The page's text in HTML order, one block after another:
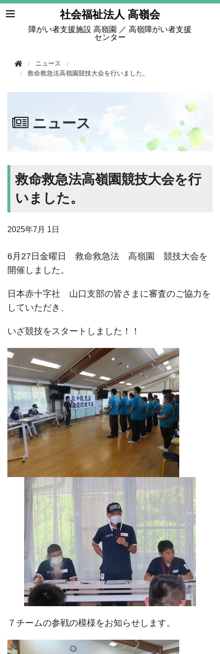
社会福祉法人 高嶺会
障がい者支援施設 高嶺園 ／ 高嶺障がい者支援
センター
ニュース
救命救急法高嶺園競技大会を行いました。
ニュース
救命救急法高嶺園競技大会を行
いました。
2025年7月 1日
6月27日金曜日 救命救急法 高嶺園 競技大会を
開催しました。
日本赤十字社 山口支部の皆さまに審査のご協力を
していただき、
いざ競技をスタートしました！！
７チームの参戦の模様をお知らせします。